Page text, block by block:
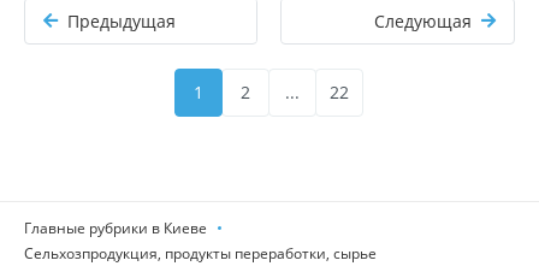
Предыдущая Следующая
1 2 ... 22
Главные рубрики в Киеве
Сельхозпродукция, продукты переработки, сырье